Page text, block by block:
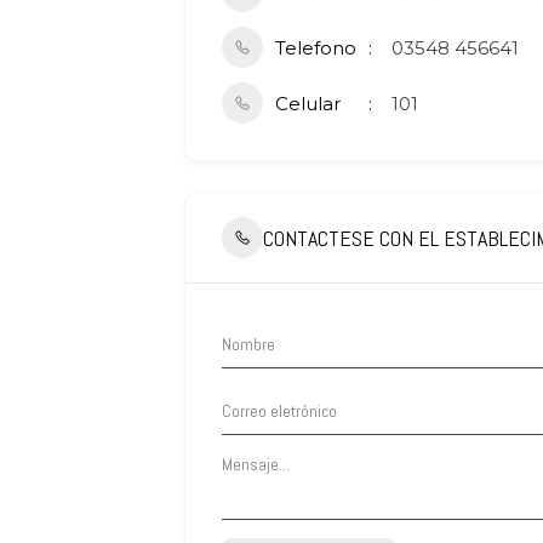
Telefono 03548 456641
Celular 101
CONTACTESE CON EL